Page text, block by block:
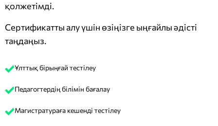
қолжетімді.
Сертификатты алу үшін өзіңізге ыңғайлы әдісті
таңдаңыз.
Ұлттық бірыңғай тестілеу
Педагогтердің білімін бағалау
Магистратураға кешенді тестілеу